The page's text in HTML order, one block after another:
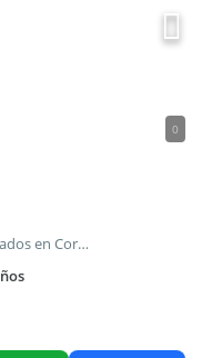
0
Barrancas del Sur, Countries y Barrios Cerrados en Cordoba Capital